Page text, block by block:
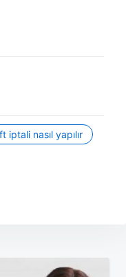
iptali nasıl yapılır